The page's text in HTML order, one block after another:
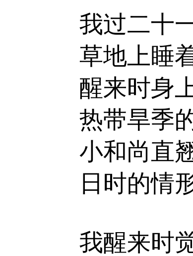
我过二十
草地上睡
醒来时身
热带旱季
小和尚直
日时的情
我醒来时